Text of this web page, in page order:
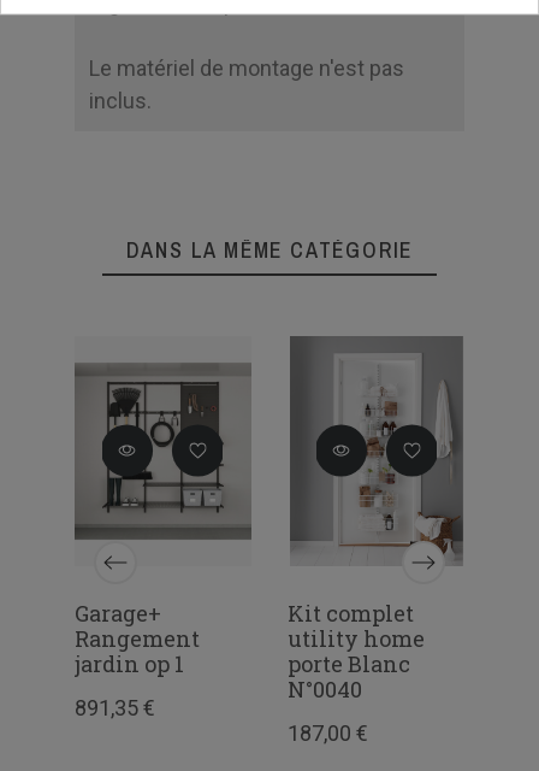
Le matériel de montage n'est pas
inclus.
DANS LA MÊME CATÉGORIE
Garage+
Rangement
jardin op 1
891,35 €
Kit complet
utility home
porte Blanc
N°0040
187,00 €